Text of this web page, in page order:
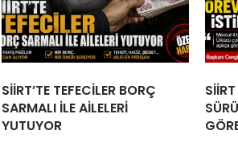
SİİRT’TE TEFECİLER BORÇ
SARMALI İLE AİLELERİ
YUTUYOR